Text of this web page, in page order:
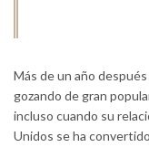
Más de un año
gozando de gran
incluso cuando su
Unidos se ha